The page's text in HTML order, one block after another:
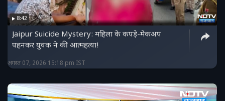
8:42
Jaipur Suicide Mystery: महिला के कपड़े-मेकअप
पहनकर युवक ने की आत्महत्या!
अगस्त 07, 2026 15:18 pm IST